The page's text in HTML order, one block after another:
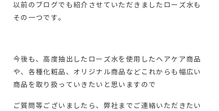
以前のブログでも紹介させていただきましたローズ水も
その一つです。
今後も、高度抽出したローズ水を使用したヘアケア商品
や、各種化粧品、オリジナル商品などこれからも幅広い
商品を取り扱っていきたいと思いますので
ご質問等ございましたら、弊社までご連絡いただきたい